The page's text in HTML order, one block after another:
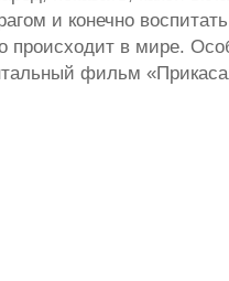
и конечно
происходит в мире.
фильм